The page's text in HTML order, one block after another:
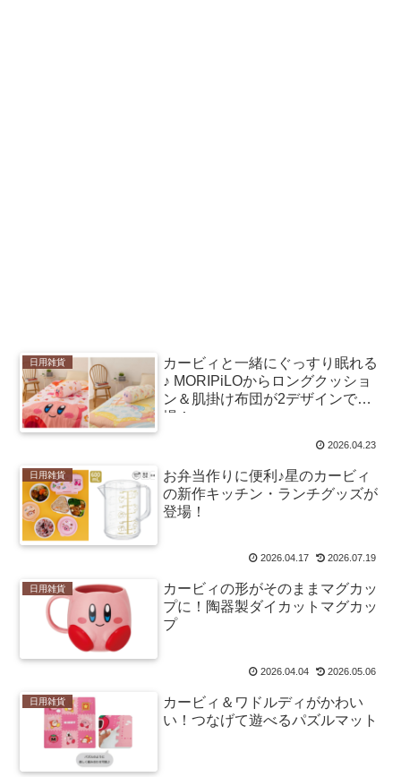
日用雑貨
カービィと一緒にぐっすり眠れる
♪ MORIPiLOからロングクッショ
ン＆肌掛け布団が2デザインで登
場！
2026.04.23
日用雑貨
お弁当作りに便利♪星のカービィ
の新作キッチン・ランチグッズが
登場！
2026.04.17 2026.07.19
日用雑貨
カービィの形がそのままマグカッ
プに！陶器製ダイカットマグカッ
プ
2026.04.04 2026.05.06
日用雑貨
カービィ＆ワドルディがかわい
い！つなげて遊べるパズルマット